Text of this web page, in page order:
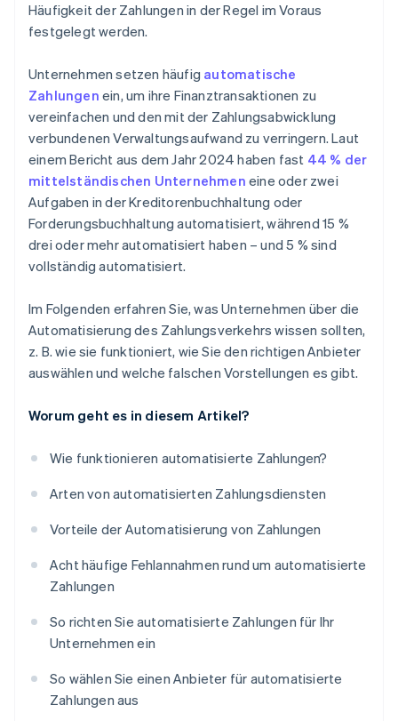
Häufigkeit der Zahlungen in der Regel im Voraus
festgelegt werden.
Unternehmen setzen häufig automatische
Zahlungen ein, um ihre Finanztransaktionen zu
vereinfachen und den mit der Zahlungsabwicklung
verbundenen Verwaltungsaufwand zu verringern. Laut
einem Bericht aus dem Jahr 2024 haben fast 44 % der
mittelständischen Unternehmen eine oder zwei
Aufgaben in der Kreditorenbuchhaltung oder
Forderungsbuchhaltung automatisiert, während 15 %
drei oder mehr automatisiert haben – und 5 % sind
vollständig automatisiert.
Im Folgenden erfahren Sie, was Unternehmen über die
Automatisierung des Zahlungsverkehrs wissen sollten,
z. B. wie sie funktioniert, wie Sie den richtigen Anbieter
auswählen und welche falschen Vorstellungen es gibt.
Worum geht es in diesem Artikel?
Wie funktionieren automatisierte Zahlungen?
Arten von automatisierten Zahlungsdiensten
Vorteile der Automatisierung von Zahlungen
Acht häufige Fehlannahmen rund um automatisierte
Zahlungen
So richten Sie automatisierte Zahlungen für Ihr
Unternehmen ein
So wählen Sie einen Anbieter für automatisierte
Zahlungen aus